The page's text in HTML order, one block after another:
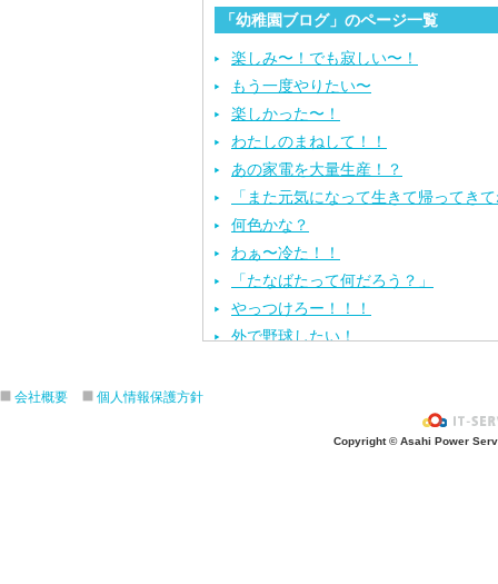
「幼稚園ブログ」のページ一覧
楽しみ〜！でも寂しい〜！
もう一度やりたい〜
楽しかった〜！
わたしのまねして！！
あの家電を大量生産！？
「また元気になって生きて帰ってき
何色かな？
わぁ〜冷た！！
「たなばたって何だろう？」
やっつけろー！！！
外で野球したい！
あの先生はだ〜れ？
会社概要 個人情報保護方針
Copyright © Asahi Power